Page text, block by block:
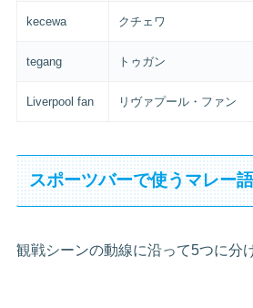
kecewa クチェワ
tegang トゥガン
Liverpool fan リヴァプール・ファン
スポーツバーで使うマレー
観戦シーンの動線に沿って5つに分